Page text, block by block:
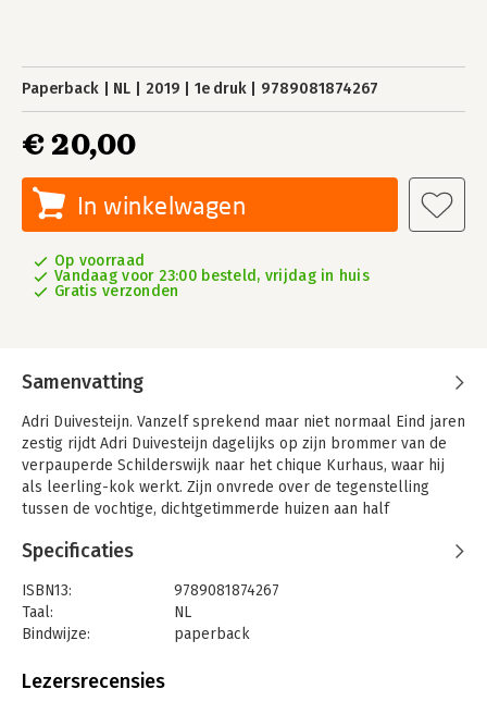
Paperback NL 2019 1e druk 9789081874267
€ 20,00
In winkelwagen
Op voorraad
Vandaag voor 23:00 besteld, vrijdag in huis
Gratis verzonden
Samenvatting
Adri Duivesteijn. Vanzelf sprekend maar niet normaal Eind jaren
zestig rijdt Adri Duivesteijn dagelijks op zijn brommer van de
verpauperde Schilderswijk naar het chique Kurhaus, waar hij
als leerling-kok werkt. Zijn onvrede over de tegenstelling
tussen de vochtige, dichtgetimmerde huizen aan half
royale herenhuizen aan lommerrijke lanen op ‘het zand’ groeit
misstanden die hij in de oude volksbuurten signaleert te
bestrijden.
een wethouder die de vastgelopen stadsvernieuwing in Den
Specificaties
ISBN13:
9789081874267
Taal:
NL
Bindwijze:
paperback
Uitgever:
Lezersrecensies